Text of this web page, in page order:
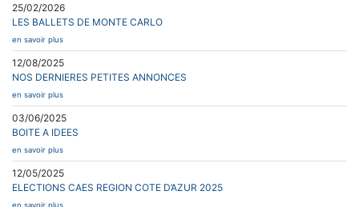
25/02/2026
LES BALLETS DE MONTE CARLO
en savoir plus
12/08/2025
NOS DERNIERES PETITES ANNONCES
en savoir plus
03/06/2025
BOITE A IDEES
en savoir plus
12/05/2025
ELECTIONS CAES REGION COTE D’AZUR 2025
en savoir plus